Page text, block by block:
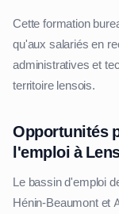
Cette formation
qu'aux salariés en
administratives et
territoire lensois.
Opportunités
l'emploi à
Le bassin d'emploi
Hénin-Beaumont et